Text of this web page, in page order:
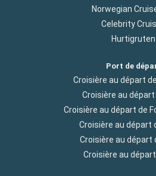
Norwegian
Celebrity
Hurtigruten
Port de
Croisière au départ
Croisière au départ
Croisière au départ de
Croisière au départ
Croisière au départ
Croisière au